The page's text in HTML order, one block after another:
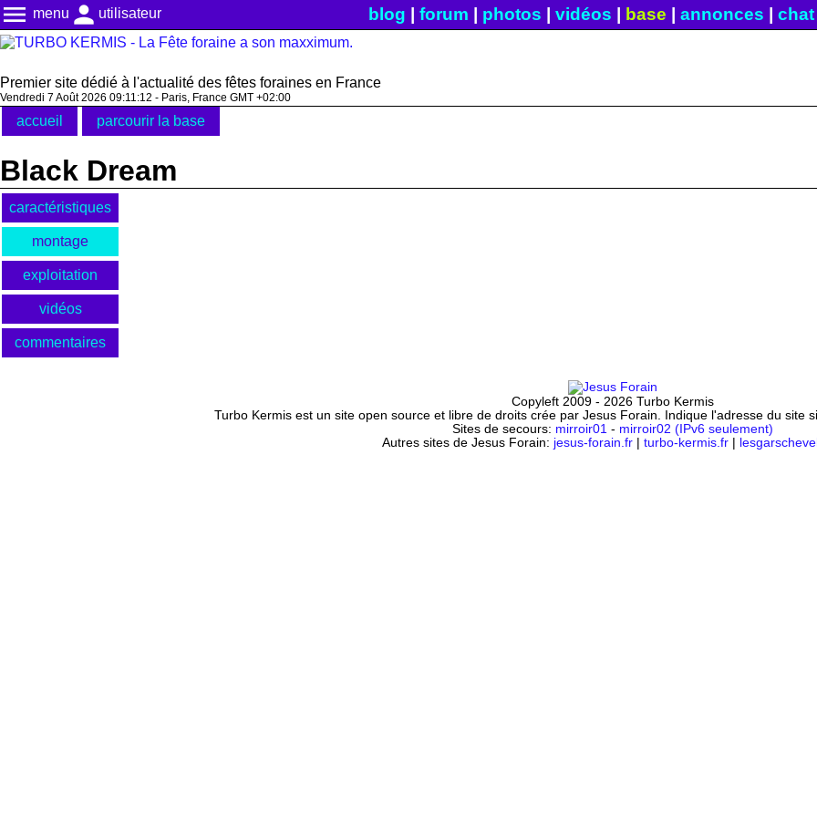
menu menu person utilisateur blog forum photos vidéos base annonces chat|
Premier site dédié à l'actualité des fêtes foraines en France
Vendredi 7 Août 2026 09:11:12 - Paris, France GMT +02:00
accueil parcourir la base
Black Dream
caractéristiques
montage
exploitation
vidéos
commentaires
Copyleft 2009 - 2026 Turbo Kermis
Turbo Kermis est un site open source et libre de droits crée par Jesus Forain. Indique l'adresse du site
Sites de secours: mirroir01 - mirroir02 (IPv6 seulement)
Autres sites de Jesus Forain: jesus-forain.fr| turbo-kermis.fr|